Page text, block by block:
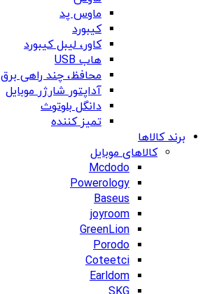
ماوس پد
کیبورد
کاور، لیبل کیبورد
هاب USB
محافظ، چند راهی برق
آداپتور شارژر موبایل
دانگل بلوتوث
تمیز کننده
برند کالاها
کالاهای موبایل
Mcdodo
Powerology
Baseus
joyroom
GreenLion
Porodo
Coteetci
Earldom